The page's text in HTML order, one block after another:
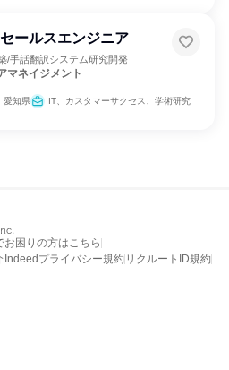
ールスエンジニア
/手話翻訳システム研究開発
マネイジメント
愛知県 IT、カスタマーサクセス、学術研究
お困りの方はこちら
Indeedプライバシー規約 リクルートID規約